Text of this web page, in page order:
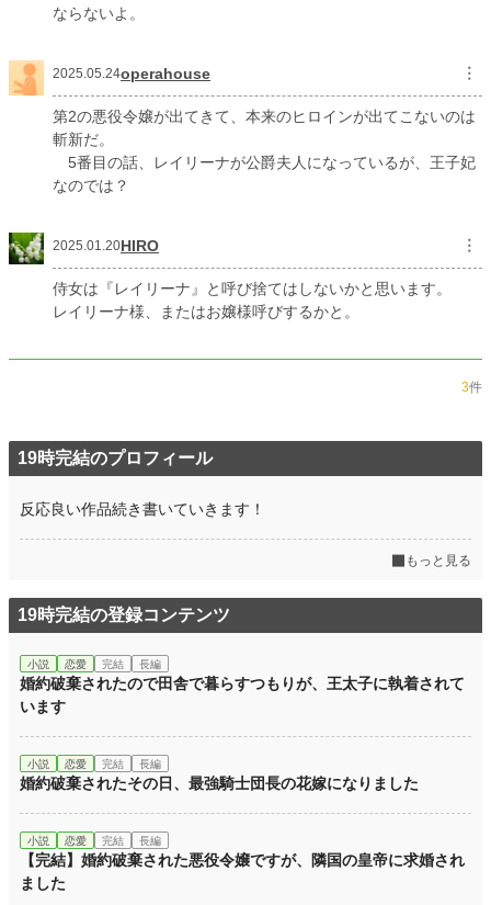
ならないよ。
2025.05.24operahouse ︙
第2の悪役令嬢が出てきて、本来のヒロインが出てこないのは
斬新だ。
5番目の話、レイリーナが公爵夫人になっているが、王子妃
なのでは？
2025.01.20HIRO ︙
侍女は『レイリーナ』と呼び捨てはしないかと思います。
レイリーナ様、またはお嬢様呼びするかと。
3件
19時完結のプロフィール
反応良い作品続き書いていきます！
もっと見る
19時完結の登録コンテンツ
小説 恋愛 完結 長編
婚約破棄されたので田舎で暮らすつもりが、王太子に執着されて
います
小説 恋愛 完結 長編
婚約破棄されたその日、最強騎士団長の花嫁になりました
小説 恋愛 完結 長編
【完結】婚約破棄された悪役令嬢ですが、隣国の皇帝に求婚され
ました